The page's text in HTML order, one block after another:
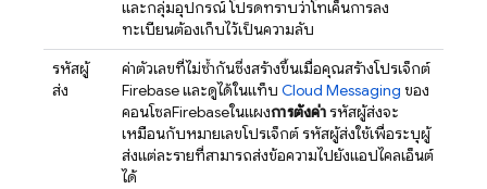
และกลุ่มอุปกรณ์ โปรดทราบว่าโทเค็นการลง
ทะเบียนต้องเก็บไว้เป็นความลับ
รหัสผู้
ส่ง
ค่าตัวเลขที่ไม่ซ้ำกันซึ่งสร้างขึ้นเมื่อคุณสร้างโปรเจ็กต์
Firebase และดูได้ในแท็บ Cloud Messaging ของ
คอนโซลFirebaseในแผงการตั้งค่ารหัสผู้ส่งจะ
เหมือนกับหมายเลขโปรเจ็กต์ รหัสผู้ส่งใช้เพื่อระบุผู้
ส่งแต่ละรายที่สามารถส่งข้อความไปยังแอปไคลเอ็นต์
ได้